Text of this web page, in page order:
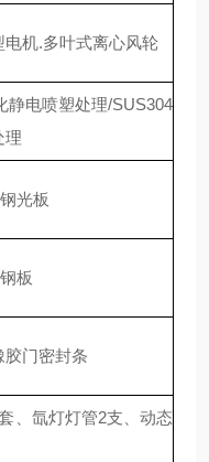
电机.多叶式离心风轮
静电喷塑处理/SUS304
理
光板
板
胶门密封条
、氙灯灯管2支、动态